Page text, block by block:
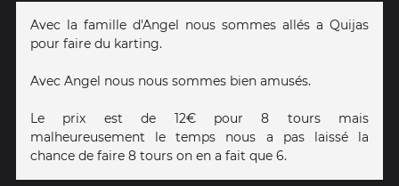
Avec la famille d'Angel nous sommes allés a Quijas
pour faire du karting.
Avec Angel nous nous sommes bien amusés.
Le prix est de 12€ pour 8 tours mais
malheureusement le temps nous a pas laissé la
chance de faire 8 tours on en a fait que 6.